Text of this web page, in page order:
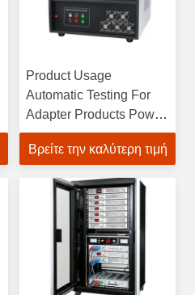
Product Usage
Automatic Testing For
Adapter Products Power
Supply Test System
Βρείτε την καλύτερη τιμή